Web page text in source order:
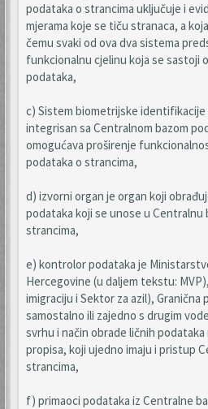
podataka o strancima uključuje i
mjerama koje se tiču stranaca, a
čemu svaki od ova dva sistema
funkcionalnu cjelinu koja se sastoji
podataka,
c) Sistem biometrijske
integrisan sa Centralnom bazom
omogućava proširenje
podataka o strancima,
d) izvorni organ je organ koji
podataka koji se unose u Centralnu
strancima,
e) kontrolor podataka je
Hercegovine (u daljem tekstu:
imigraciju i Sektor za azil), Granična
samostalno ili zajedno s drugim
svrhu i način obrade ličnih podataka
propisa, koji ujedno imaju i pristup
strancima,
f) primaoci podataka iz Centralne